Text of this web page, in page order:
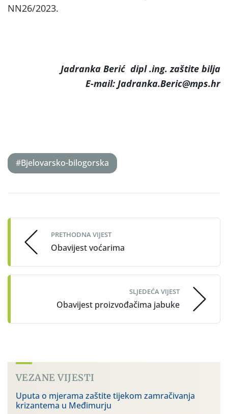
NN26/2023.
Jadranka Berić dipl .ing. zaštite bilja
E-mail: Jadranka.Beric@mps.hr
#Bjelovarsko-bilogorska
navigation
PRETHODNA VIJEST
Obavijest voćarima
SLJEDEĆA VIJEST
Obavijest proizvođačima jabuke
VEZANE VIJESTI
Uputa o mjerama zaštite tijekom zamračivanja
krizantema u Međimurju